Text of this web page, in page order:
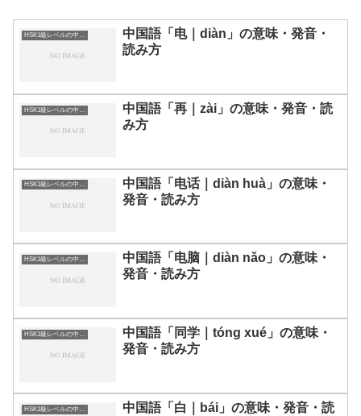
中国語「电｜diàn」の意味・発音・
読み方
中国語「再｜zài」の意味・発音・読
み方
HSK1級レベルの中国語
中国語「电话｜diàn huà」の意味・
発音・読み方
HSK1級レベルの中国語
中国語「电脑｜diàn nǎo」の意味・
発音・読み方
HSK1級レベルの中国語
中国語「同学｜tóng xué」の意味・
発音・読み方
HSK1級レベルの中国語
中国語「白｜bái」の意味・発音・読